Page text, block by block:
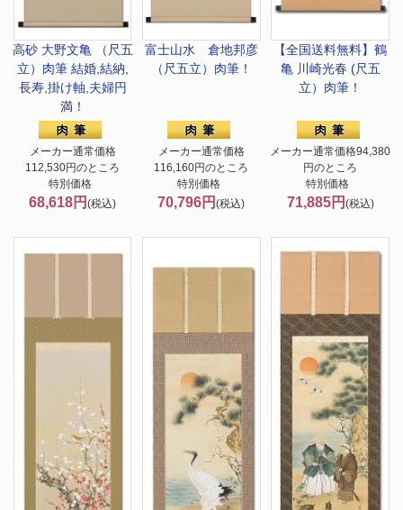
高砂 大野文亀 （尺五
立）肉筆 結婚,結納,
長寿,掛け軸,夫婦円
満！
メーカー通常価格
112,530円のところ
特別価格
68,618円(税込)
富士山水 倉地邦彦
（尺五立）肉筆！
メーカー通常価格
116,160円のところ
特別価格
70,796円(税込)
【全国送料無料】鶴
亀 川崎光春 (尺五
立）肉筆！
メーカー通常価格94,380
円のところ
特別価格
71,885円 (税込)